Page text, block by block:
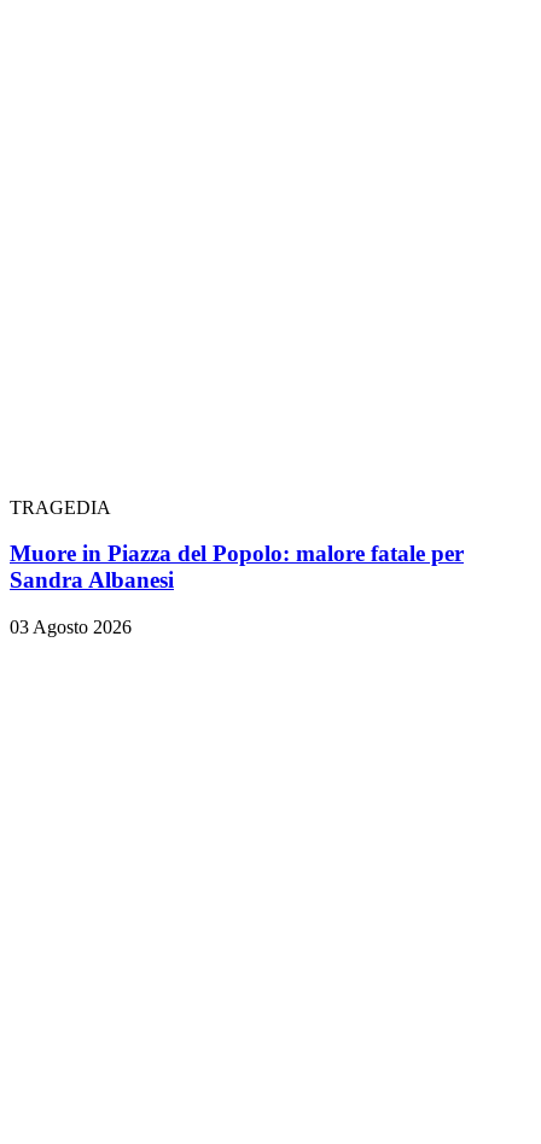
TRAGEDIA
Muore in Piazza del Popolo: malore fatale per
Sandra Albanesi
03 Agosto 2026